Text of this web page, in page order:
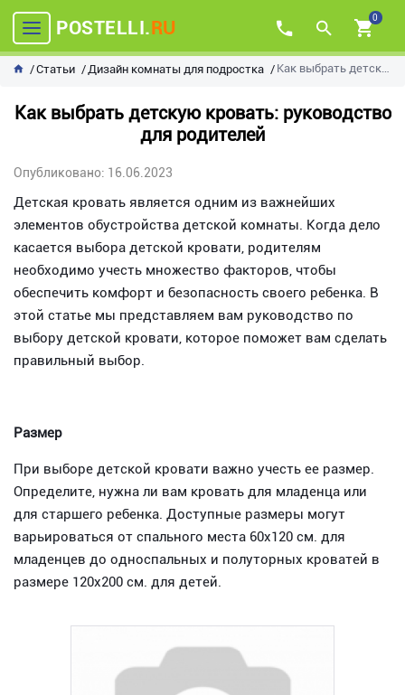
POSTELLI.RU 0
Статьи Дизайн комнаты для подростка Как выбрать детскую кровать: руководство для родителей
Как выбрать детскую кровать: руководство
для родителей
Опубликовано: 16.06.2023
Детская кровать является одним из важнейших
элементов обустройства детской комнаты. Когда дело
касается выбора детской кровати, родителям
необходимо учесть множество факторов, чтобы
обеспечить комфорт и безопасность своего ребенка. В
этой статье мы представляем вам руководство по
выбору детской кровати, которое поможет вам сделать
правильный выбор.
Размер
При выборе детской кровати важно учесть ее размер.
Определите, нужна ли вам кровать для младенца или
для старшего ребенка. Доступные размеры могут
варьироваться от спального места 60х120 см. для
младенцев до односпальных и полуторных кроватей в
размере 120х200 см. для детей.